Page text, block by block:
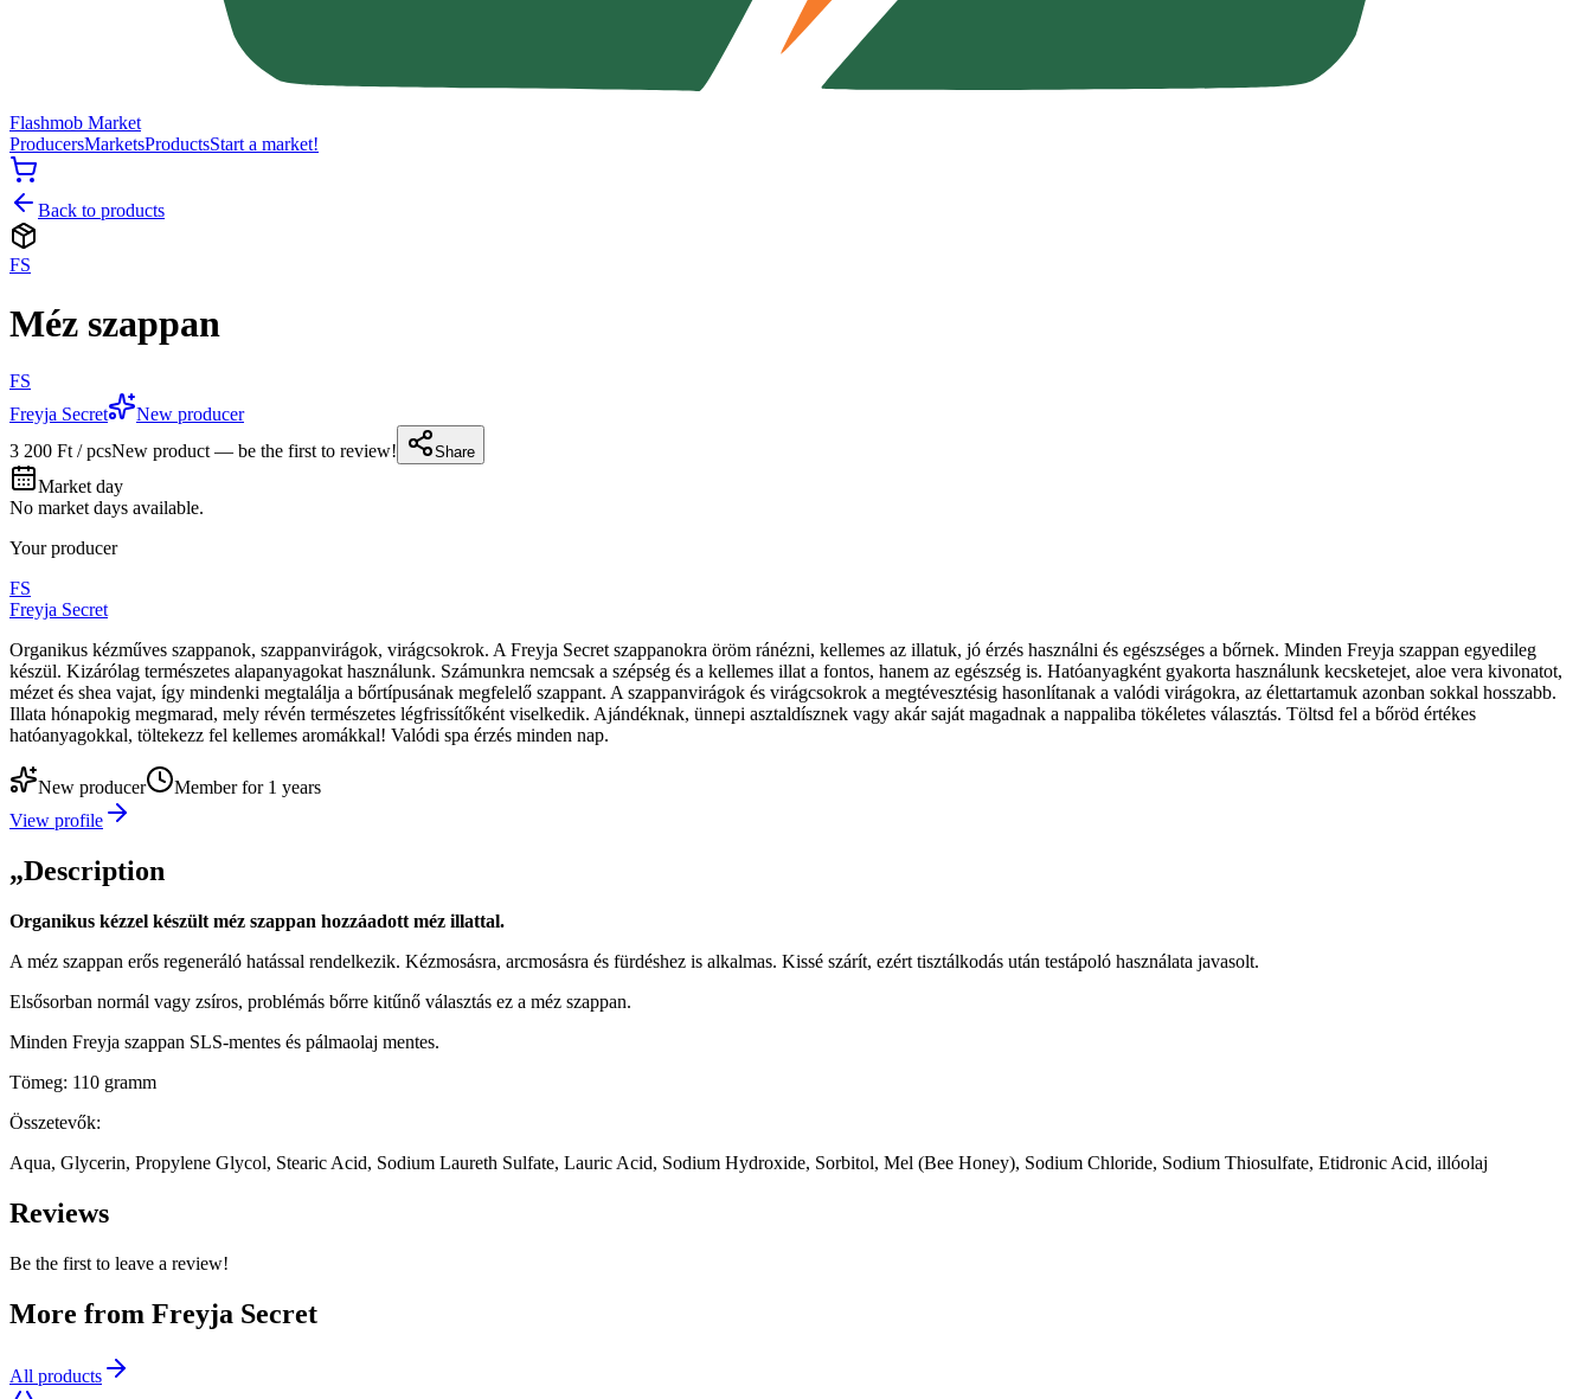
Flashmob Market
ProducersMarketsProductsStart a market!
Back to products
FS
Méz szappan
FS
Freyja Secret
New producer
3 200 Ft / pcsNew product — be the first to review! Share
Market day
No market days available.
Your producer
FS
Freyja Secret
Organikus kézműves szappanok, szappanvirágok, virágcsokrok. A Freyja Secret szappanokra öröm ránézni, kellemes az illatuk, jó érzés használni és egészséges a bőrnek. Minden Freyja szappan egyedileg
készül. Kizárólag természetes alapanyagokat használunk. Számunkra nemcsak a szépség és a kellemes illat a fontos, hanem az egészség is. Hatóanyagként gyakorta használunk kecsketejet, aloe vera kivonatot,
mézet és shea vajat, így mindenki megtalálja a bőrtípusának megfelelő szappant. A szappanvirágok és virágcsokrok a megtévesztésig hasonlítanak a valódi virágokra, az élettartamuk azonban sokkal hosszabb.
Illata hónapokig megmarad, mely révén természetes légfrissítőként viselkedik. Ajándéknak, ünnepi asztaldísznek vagy akár saját magadnak a nappaliba tökéletes választás. Töltsd fel a bőröd értékes
hatóanyagokkal, töltekezz fel kellemes aromákkal! Valódi spa érzés minden nap.
New producer
Member for 1 years
View profile
„Description
Organikus kézzel készült méz szappan hozzáadott méz illattal.
A méz szappan erős regeneráló hatással rendelkezik. Kézmosásra, arcmosásra és fürdéshez is alkalmas. Kissé szárít, ezért tisztálkodás után testápoló használata javasolt.
Elsősorban normál vagy zsíros, problémás bőrre kitűnő választás ez a méz szappan.
Minden Freyja szappan SLS-mentes és pálmaolaj mentes.
Tömeg: 110 gramm
Összetevők:
Aqua, Glycerin, Propylene Glycol, Stearic Acid, Sodium Laureth Sulfate, Lauric Acid, Sodium Hydroxide, Sorbitol, Mel (Bee Honey), Sodium Chloride, Sodium Thiosulfate, Etidronic Acid, illóolaj
Reviews
Be the first to leave a review!
More from Freyja Secret
All products